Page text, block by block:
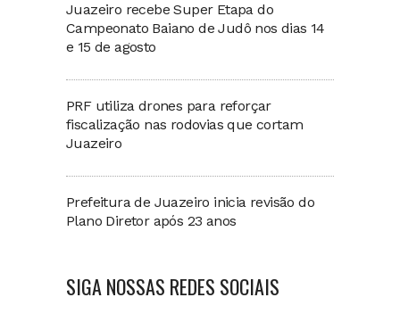
Juazeiro recebe Super Etapa do
Campeonato Baiano de Judô nos dias 14
e 15 de agosto
PRF utiliza drones para reforçar
fiscalização nas rodovias que cortam
Juazeiro
Prefeitura de Juazeiro inicia revisão do
Plano Diretor após 23 anos
SIGA NOSSAS REDES SOCIAIS